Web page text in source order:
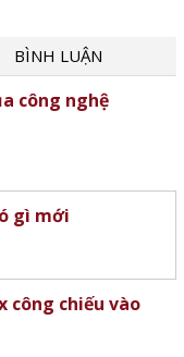
BÌNH LUẬN
công nghệ
gì mới
công chiếu vào